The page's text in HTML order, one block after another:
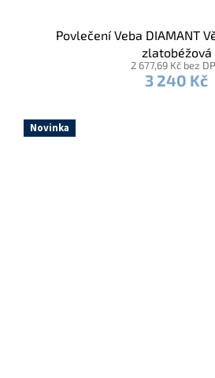
Povlečení Veba DIAMANT
zlatobéžová
2 677,69 Kč bez
3 240 Kč
Novinka